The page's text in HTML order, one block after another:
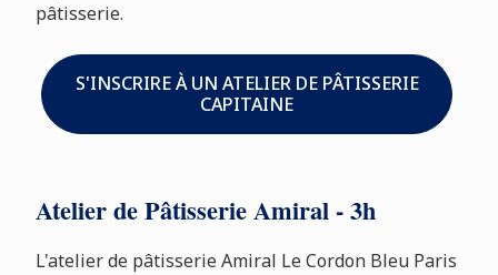
pâtisserie.
S'INSCRIRE À UN ATELIER DE PÂTISSERIE
CAPITAINE
Atelier de Pâtisserie Amiral - 3h
L'atelier de pâtisserie Amiral Le Cordon Bleu Paris